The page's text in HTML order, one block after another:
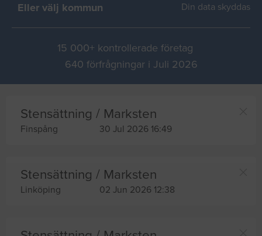
Eller välj kommun Din data skyddas
15 000+ kontrollerade företag
640 förfrågningar i Juli 2026
Stensättning / Marksten
Finspång 30 Jul 2026 16:49
Stensättning / Marksten
Linköping 02 Jun 2026 12:38